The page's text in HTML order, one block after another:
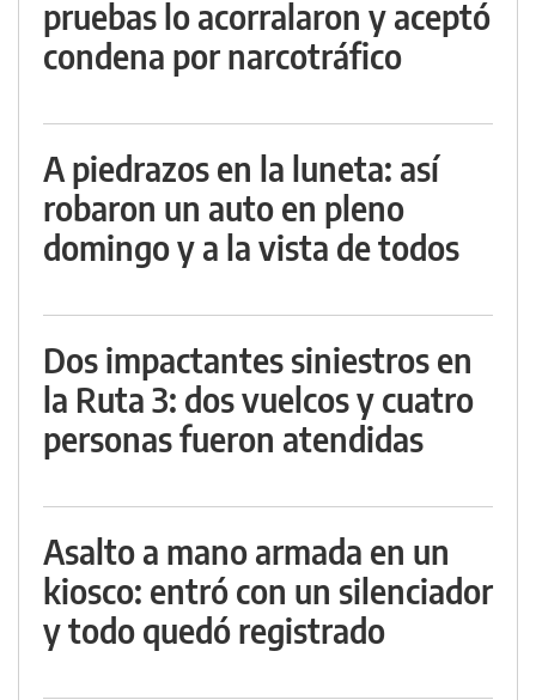
pruebas lo acorralaron y aceptó
condena por narcotráfico
A piedrazos en la luneta: así
robaron un auto en pleno
domingo y a la vista de todos
Dos impactantes siniestros en
la Ruta 3: dos vuelcos y cuatro
personas fueron atendidas
Asalto a mano armada en un
kiosco: entró con un silenciador
y todo quedó registrado